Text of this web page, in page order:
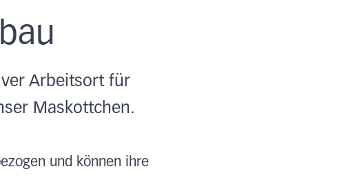
Arbeitsort für
Maskottchen.
und können ihre